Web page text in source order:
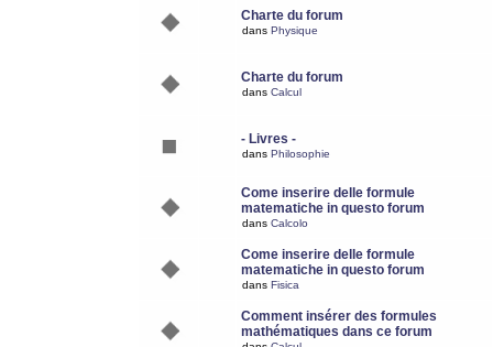
Charte du forum
dans Physique
Charte du forum
dans Calcul
- Livres -
dans Philosophie
Come inserire delle formule
matematiche in questo forum
dans Calcolo
Come inserire delle formule
matematiche in questo forum
dans Fisica
Comment insérer des formules
mathématiques dans ce forum